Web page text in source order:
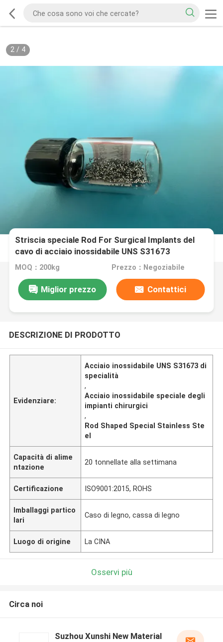
2/ 4
Striscia speciale Rod For Surgical Implants del
cavo di acciaio inossidabile UNS S31673
MOQ：200kg Prezzo：Negoziabile
Miglior prezzo Contattici
DESCRIZIONE DI PRODOTTO
Evidenziare:
Acciaio inossidabile UNS S31673 di
specialità
,
Acciaio inossidabile speciale degli
impianti chirurgici
,
Rod Shaped Special Stainless Ste
el
Capacità di alime
ntazione
20 tonnellate alla settimana
Certificazione ISO9001:2015, ROHS
Imballaggi partico
lari
Caso di legno, cassa di legno
Luogo di origine La CINA
Osservi più
Circa noi
Suzhou Xunshi New Material